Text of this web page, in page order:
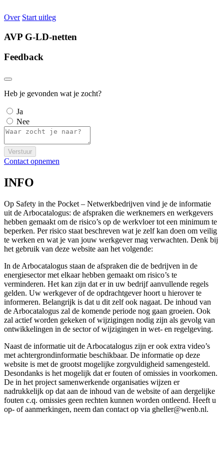
Over Start uitleg
AVP G-LD-netten
Feedback
Heb je gevonden wat je zocht?
Ja
Nee
Verstuur
Contact opnemen
INFO
Op Safety in the Pocket – Netwerkbedrijven vind je de informatie
uit de Arbocatalogus: de afspraken die werknemers en werkgevers
hebben gemaakt om de risico’s op de werkvloer tot een minimum te
beperken. Per risico staat beschreven wat je zelf kan doen om veilig
te werken en wat je van jouw werkgever mag verwachten. Denk bij
het gebruik van deze website aan het volgende:
In de Arbocatalogus staan de afspraken die de bedrijven in de
energiesector met elkaar hebben gemaakt om risico’s te
verminderen. Het kan zijn dat er in uw bedrijf aanvullende regels
gelden. Uw werkgever of de opdrachtgever hoort u hierover te
informeren. Belangrijk is dat u dit zelf ook nagaat. De inhoud van
de Arbocatalogus zal de komende periode nog gaan groeien. Ook
zal actief worden gekeken of wijzigingen nodig zijn als gevolg van
ontwikkelingen in de sector of wijzigingen in wet- en regelgeving.
Naast de informatie uit de Arbocatalogus zijn er ook extra video’s
met achtergrondinformatie beschikbaar. De informatie op deze
website is met de grootst mogelijke zorgvuldigheid samengesteld.
Desondanks is het mogelijk dat er fouten of omissies in voorkomen.
De in het project samenwerkende organisaties wijzen er
nadrukkelijk op dat aan de inhoud van de website of aan dergelijke
fouten c.q. omissies geen rechten kunnen worden ontleend. Heeft u
op- of aanmerkingen, neem dan contact op via gheller@wenb.nl.